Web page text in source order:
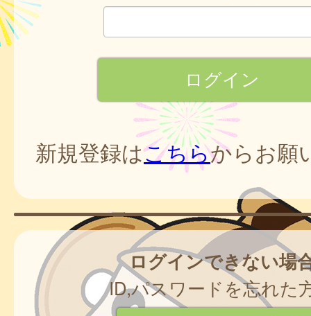
新規登録はこちらからお願
ログインできない場
ID,パスワードを忘れた